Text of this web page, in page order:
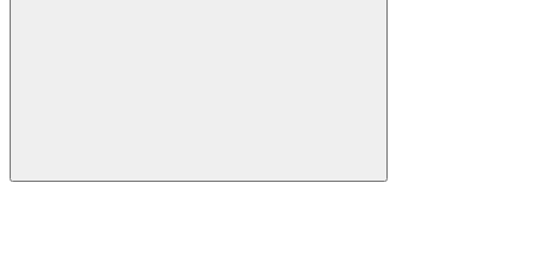
Buscar